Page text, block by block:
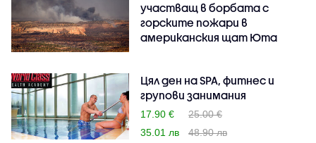
участващ в борбата с
горските пожари в
американския щат Юта
Цял ден на SPA, фитнес и
групови занимания
17.90 €
25.00 €
35.01 лв
48.90 лв